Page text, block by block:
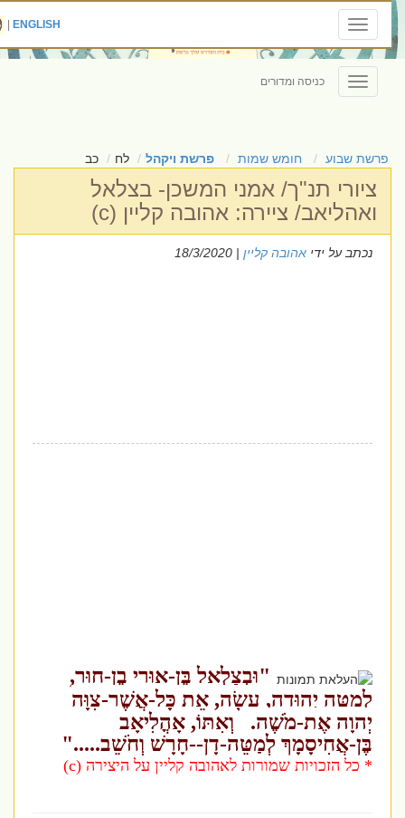
Toggle
navigation
ENGLISH
|
Toggle
navigation
כניסה ומדורים
פרשת שבוע חומש שמות פרשת ויקהל לח כב
ציורי תנ"ך/ אמני המשכן- בצלאל
ואהליאב/ ציירה: אהובה קליין (c)
נכתב על ידיאהובה קליין| 18/3/2020
"וּבְצַלְאֵל בֶּן-אוּרִי בֶן-חוּר,
לְמַטֵּה יְהוּדָה, עָשָׂה, אֵת כָּל-אֲשֶׁר-צִוָּה
יְהוָה אֶת-מֹשֶׁה.וְאִתּוֹ, אָהֳלִיאָב
בֶּן-אֲחִיסָמָךְ לְמַטֵּה-דָן--חָרָשׁ וְחֹשֵׁב....."
* כל הזכויות שמורות לאהובה קליין על היצירה (c)